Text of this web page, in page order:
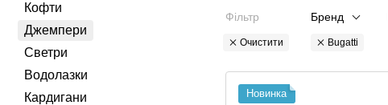
Фільтр
Очистити
Бренд
Bugatti
Новинка
Кофти
Джемпери
Светри
Водолазки
Кардигани